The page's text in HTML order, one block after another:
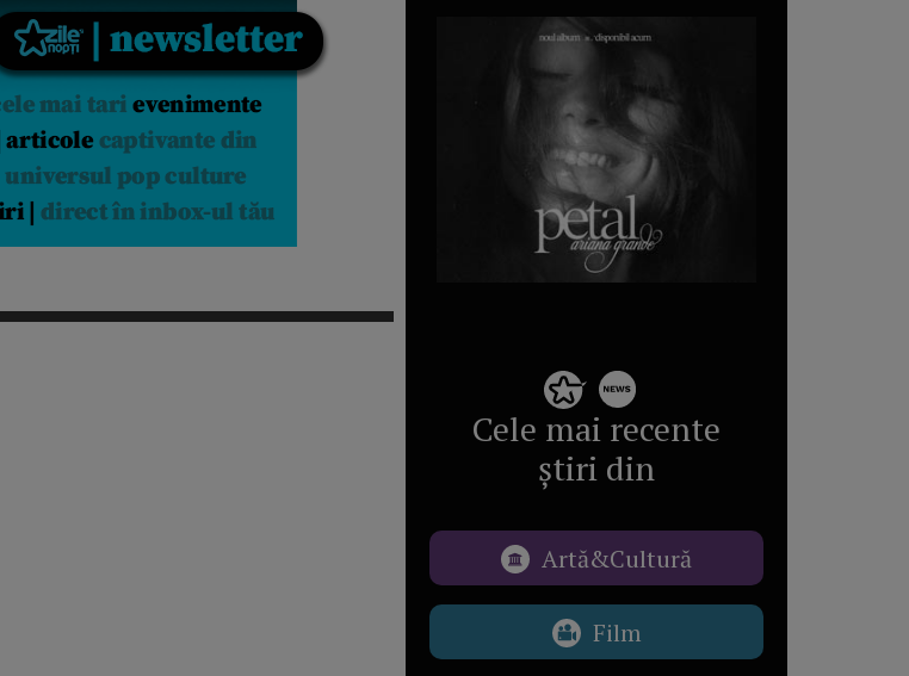
Cele mai recente
știri din
Artă&Cultură
Film